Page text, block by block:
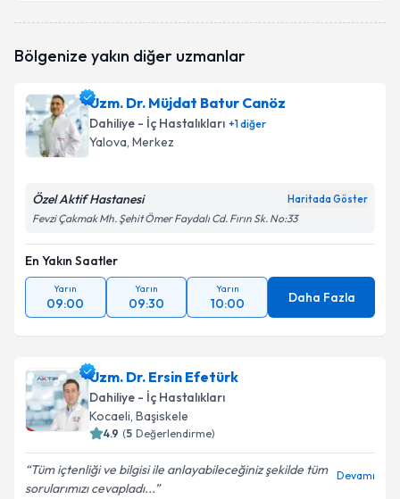
Bölgenize yakın diğer uzmanlar
Uzm. Dr. Müjdat Batur Canöz
Dahiliye - İç Hastalıkları +1diğer
Yalova, Merkez
Özel Aktif Hastanesi Haritada Göster
Fevzi Çakmak Mh. Şehit Ömer Faydalı Cd. Fırın Sk. No:33
En Yakın Saatler
Yarın
09:00
Yarın
09:30
Yarın
10:00 Daha Fazla
Uzm. Dr. Ersin Efetürk
Dahiliye - İç Hastalıkları
Kocaeli, Başiskele
4.9 (5 Değerlendirme)
Tüm içtenliği ve bilgisi ile anlayabileceğiniz şekilde tüm
sorularımızı cevapladı...
Devamı